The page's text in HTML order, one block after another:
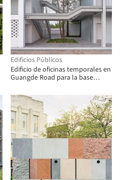
Edificios Públicos
Edificio de oficinas temporales en
Guangde Road para la base
público / Atelier Z+